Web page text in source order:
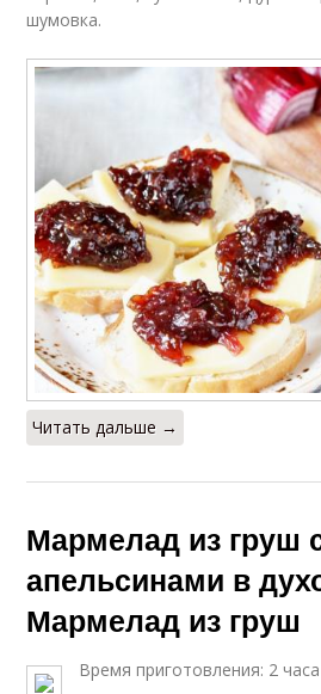
шумовка.
Читать дальше →
Мармелад из груш
апельсинами в
Мармелад из груш
Время приготовления: 2 часа